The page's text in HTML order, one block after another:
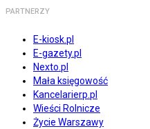
PARTNERZY
E-kiosk.pl
E-gazety.pl
Nexto.pl
Mała księgowość
Kancelarierp.pl
Wieści Rolnicze
Życie Warszawy